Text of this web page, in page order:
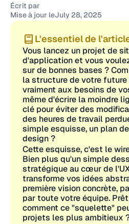
Écrit par
Mise à jour leJuly 28, 2025
L'essentiel de
Vous lancez un projet de
d'application et vous
sur de bonnes bases ?
la structure de votre future
vraiment aux besoins de
même d'écrire la moindre
clé pour éviter des
des heures de travail
simple esquisse, un plan
design ?
Cette esquisse, c'est le
Bien plus qu'un simple
stratégique au cœur de
transforme vos idées
première vision concrète,
par toute votre équipe.
comment ce "squelette"
projets les plus ambitieux